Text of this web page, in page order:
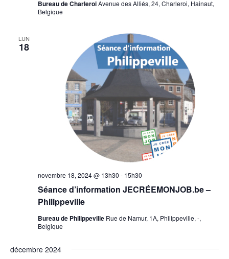
Bureau de CharleroiAvenue des Alliés, 24, Charleroi, Hainaut,
Belgique
LUN
18
Séance d’information JECRÉEMONJOB.be –
Philippeville
novembre 18, 2024 @ 13h30 - 15h30
Bureau de Philippeville Rue de Namur, 1A, Philippeville, -,
Belgique
décembre 2024